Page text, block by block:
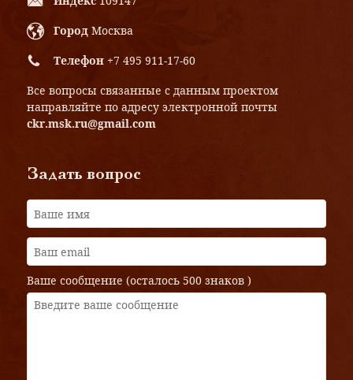
Город Москва
Телефон +7 495 911-17-60
Все вопросы связанные с данным проектом
направляйте по адресу электронной почты
ckr.msk.ru@gmail.com
Задать вопрос
Ваше сообщение (осталось 500 знаков )